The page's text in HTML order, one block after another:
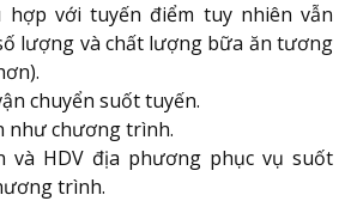
hợp với tuyến điểm tuy nhiên vẫn
lượng và chất lượng bữa ăn tương
chuyển suốt tuyến.
như chương trình.
và HDV địa phương phục vụ suốt
trình.